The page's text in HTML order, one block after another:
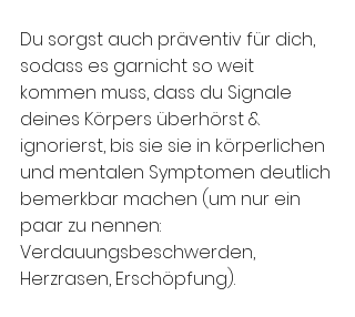
Du sorgst auch präventiv für dich,
sodass es garnicht so weit
kommen muss, dass du Signale
deines Körpers überhörst &
ignorierst, bis sie sie in körperlichen
und mentalen Symptomen deutlich
bemerkbar machen (um nur ein
paar zu nennen:
Verdauungsbeschwerden,
Herzrasen, Erschöpfung).